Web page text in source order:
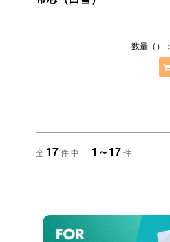
数量（）：
全 17件 中 1～17件